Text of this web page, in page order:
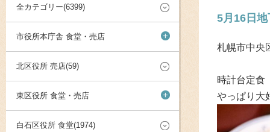
全カテゴリー(6399)
市役所本庁舎 食堂・売店 +
北区役所 売店(59)
東区役所 食堂・売店 +
白石区役所 食堂(1974)
5月16日
札幌市中央
時計台定食
やっぱり大